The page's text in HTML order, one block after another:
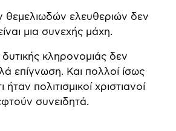
θεμελιωδών ελευθεριών δεν
μια συνεχής μάχη.
κληρονομιάς δεν
επίγνωση. Και πολλοί ίσως
πολιτισμικοί χριστιανοί
συνειδητά.